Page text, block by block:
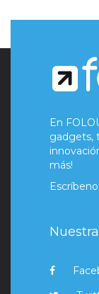
En
gadgets,
más!